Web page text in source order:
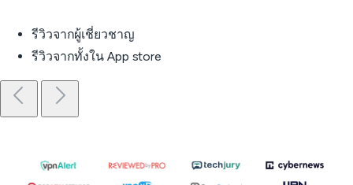
รีวิวจากผู้เชี่ยวชาญ
รีวิวจากทั้งใน App store